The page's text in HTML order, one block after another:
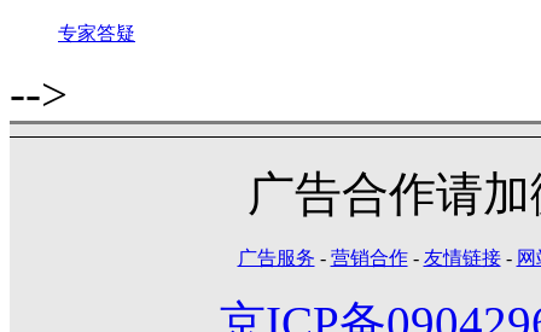
专家答疑
-->
广告合作请加
广告服务 - 营销合作- 友情链接-